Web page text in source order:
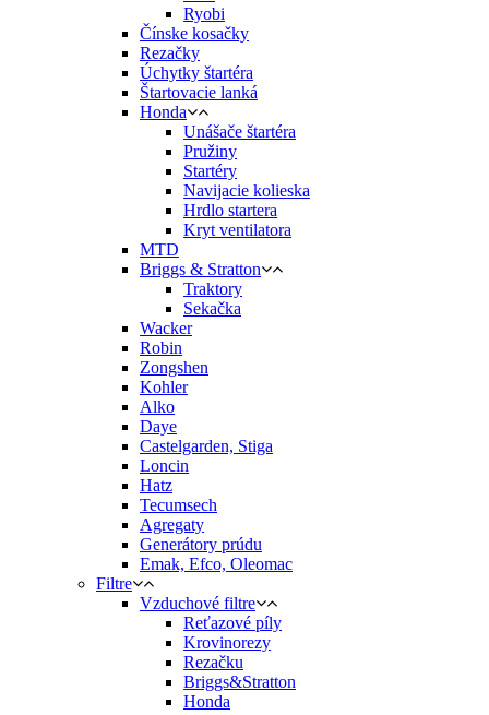
Ryobi
Čínske kosačky
Rezačky
Úchytky štartéra
Štartovacie lanká
Honda
Unášače štartéra
Pružiny
Startéry
Navijacie kolieska
Hrdlo startera
Kryt ventilatora
MTD
Briggs & Stratton
Traktory
Sekačka
Wacker
Robin
Zongshen
Kohler
Alko
Daye
Castelgarden, Stiga
Loncin
Hatz
Tecumsech
Agregaty
Generátory prúdu
Emak, Efco, Oleomac
Filtre
Vzduchové filtre
Reťazové píly
Krovinorezy
Rezačku
Briggs&Stratton
Honda